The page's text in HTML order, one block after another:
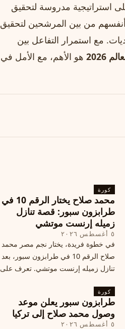
استراتيجية مدروسة لتحقيق
أنفسهم من بين المرشحين لتحقيق
مع استمرار التفاعل بين
2026
هو الأهم، مع الأمل في
كورة
محمد صلاح يختار الرقم 10 في
طرابزون سبور: قصة تنازل
زميله إرنست موتشي
٥ أغسطس ٢٠٢٦
في خطوة فريدة، يختار نجم مصر محمد
صلاح الرقم 10 في طرابزون سبور، بعد
تنازل زميله إرنست موتشي. تعرف على
كورة
طرابزون سبور يعلن موعد
وصول محمد صلاح إلى تركيا
٥ أغسطس ٢٠٢٦